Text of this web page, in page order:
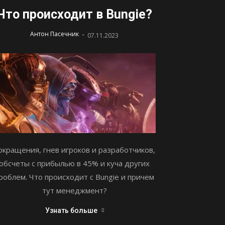
происходит в Bungie?
Антон Пасечник - 07.11.2023
гнев игроков и разработчиков,
с прибылью в 45% и куча других
Что происходит с Bungie и причем
тут менеджмент?
Узнать больше